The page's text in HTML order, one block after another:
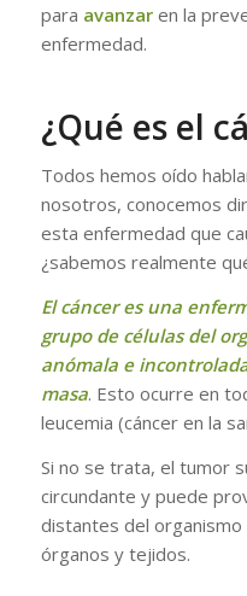
para avanzaren la
enfermedad.
¿Qué es el
Todos hemos oído
nosotros, conocemos
esta enfermedad que
¿sabemos realmente
El cáncer es una
grupo de células del
anómala e
masa. Esto ocurre en
leucemia (cáncer en la
Si no se trata, el tumor
circundante y puede
distantes del
órganos y tejidos.